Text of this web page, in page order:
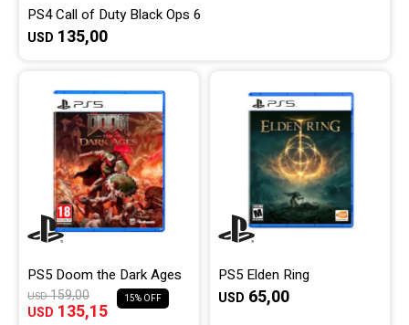
PS4 Call of Duty Black Ops 6
USD 135,00
PS5 Doom the Dark Ages
USD 135,15
USD159,00 15
PS5 Elden Ring
USD 65,00
Varios